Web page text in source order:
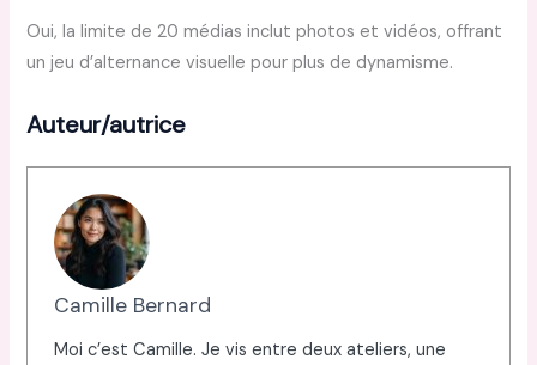
Oui, la limite de 20 médias inclut photos et vidéos, offrant
un jeu d’alternance visuelle pour plus de dynamisme.
Auteur/autrice
Camille Bernard
Moi c’est Camille. Je vis entre deux ateliers, une